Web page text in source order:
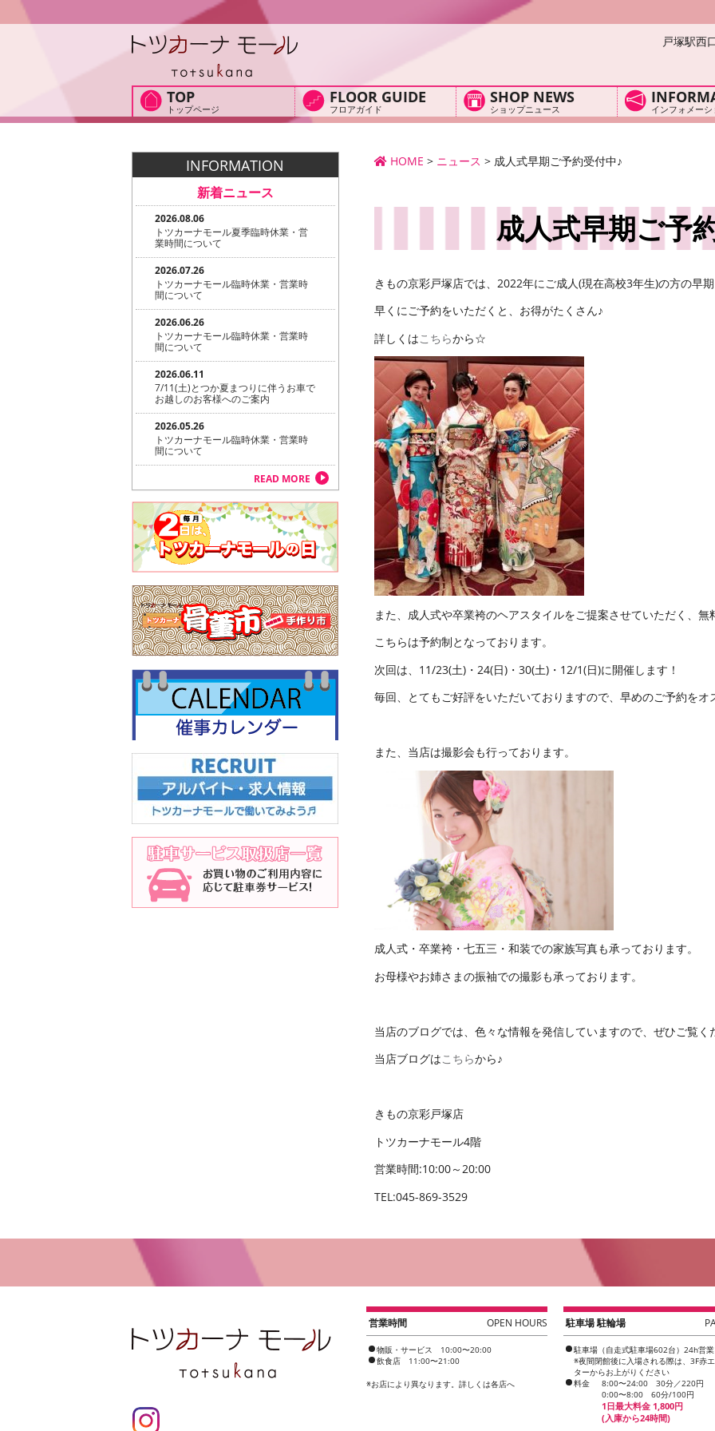
戸塚駅西
TOP
トップページ
FLOOR GUIDE
フロアガイド
SHOP NEWS
ショップニュース インフォメーシ
HOME > ニュース > 成人式早期ご予約受付中♪
成人式早期ご予
きもの京彩戸塚店では、2022年にご成人(現在高校3年生)の方の早
早くにご予約をいただくと、お得がたくさん♪
詳しくはこちらから☆
また、成人式や卒業袴のヘアスタイルをご提案させていただく、
こちらは予約制となっております。
次回は、11/23(土)・24(日)・30(土)・12/1(日)に開催します！
毎回、とてもご好評をいただいておりますので、早めのご予約を
また、当店は撮影会も行っております。
成人式・卒業袴・七五三・和装での家族写真も承っております。
お母様やお姉さまの振袖での撮影も承っております。
当店のブログでは、色々な情報を発信していますので、ぜひご覧く
当店ブログはこちらから♪
きもの京彩戸塚店
トツカーナモール4階
営業時間:10:00～20:00
TEL:045-869-3529
INFORMATION
新着ニュース
2026.08.06
トツカーナモール夏季臨時休業・営
業時間について
2026.07.26
トツカーナモール臨時休業・営業時
間について
2026.06.26
トツカーナモール臨時休業・営業時
間について
2026.06.11
7/11(土)とつか夏まつりに伴うお車で
お越しのお客様へのご案内
2026.05.26
トツカーナモール臨時休業・営業時
間について
READ MORE
営業時間 OPEN HOURS
物販・サービス 10:00〜20:00
飲食店 11:00〜21:00
※お店により異なります。詳しくは各店へ
駐車場 駐輪場
駐車場（自走式駐車場602台）24h営業
※夜間閉館後に入場される際は、3F赤
ターからお上がりください
料金
8:00〜24:00 30分／220円
0:00〜8:00 60分/100円
1日最大料金 1,800円
(入庫から24時間)